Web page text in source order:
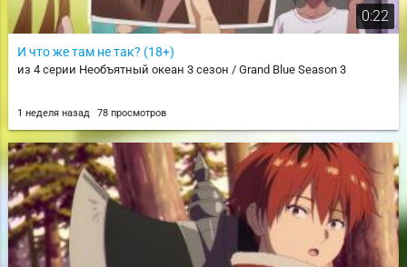
0:22
И что же там не так? (18+)
из 4 серии Необъятный океан 3 сезон / Grand Blue Season 3
1 неделя назад 78 просмотров